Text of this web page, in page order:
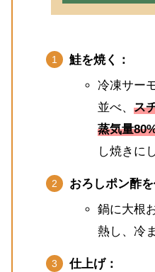
鮭を焼く：
冷凍サー
並べ、 ス
蒸気量
し焼きに
おろしポン酢を
鍋に大根
熱し、冷
仕上げ：